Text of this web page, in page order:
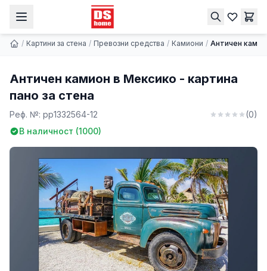
/ Картини за стена / Превозни средства / Камиони / Античен
Античен камион в Мексико - картина
пано за стена
Реф. №: pp1332564-12 (0)
В наличност (1000)
9.74 € | 19.05 лв. Купи